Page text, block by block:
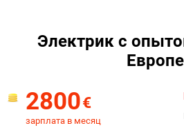
Электрик с
Европе
2800€
зарплата в месяц